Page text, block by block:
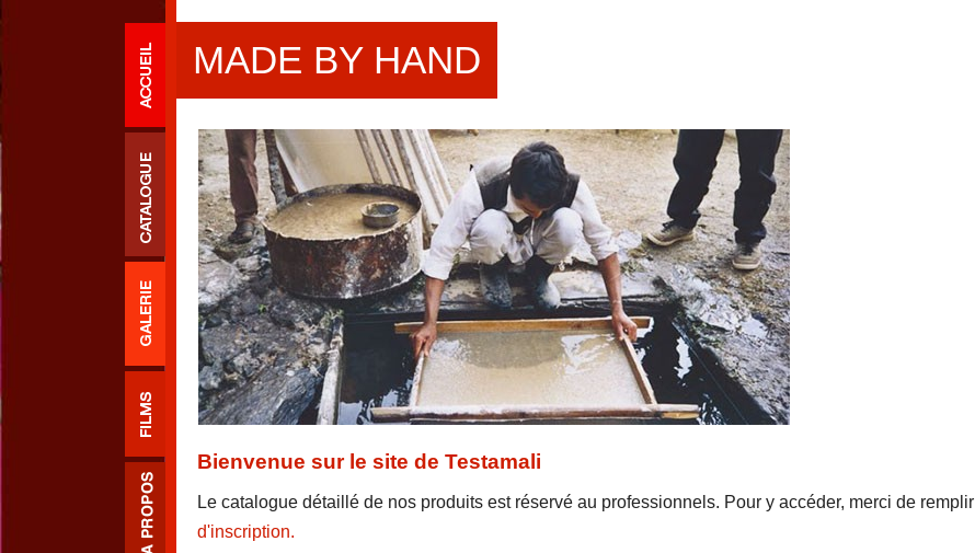
MADE BY HAND
Bienvenue sur le site de Testamali
Le catalogue détaillé de nos produits est réservé au professionnels. Pour y accéder, merci de remplir
d'inscription.